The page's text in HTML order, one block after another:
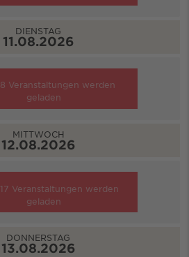
DIENSTAG
11.08.2026
8 Veranstaltungen werden
geladen
MITTWOCH
12.08.2026
17 Veranstaltungen werden
geladen
DONNERSTAG
13.08.2026